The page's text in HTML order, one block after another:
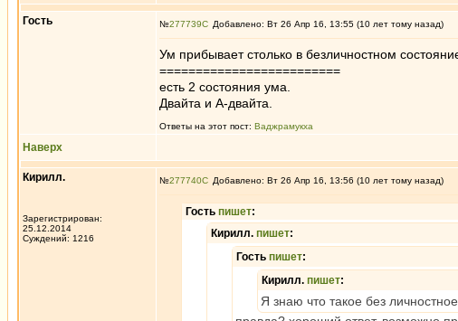
Гость №277739 Добавлено: Вт 26 Апр 16, 13:55 (10 лет тому назад)
Ум прибывает столько в безличностном
=========================
есть 2 состояния ума.
Двайта и А-двайта.
Ответы на этот пост: Ваджрамукха
Наверх
Кирилл.
Зарегистрирован:
25.12.2014
Суждений: 1216
№277740 Добавлено: Вт 26 Апр 16, 13:56 (10 лет тому назад)
Гость пишет:
Кирилл. пишет:
Гость пишет:
Кирилл. пишет:
Я знаю что такое без